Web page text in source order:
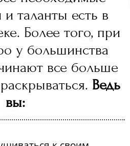
таланты есть в
Более того, при
у большинства
все больше
Ведь
вы: